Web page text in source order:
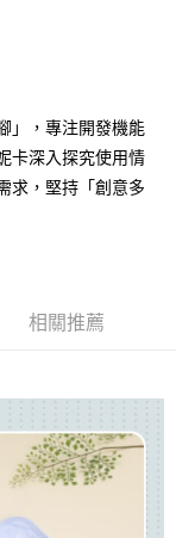
式。 讓您購物簡單
。
，需透過AFTEE先享
示為準，若有關於
繫「AFTEE先享後付
home
」，專注開發機能
卡深入探究使用情
求，堅持「創意多
相關推薦